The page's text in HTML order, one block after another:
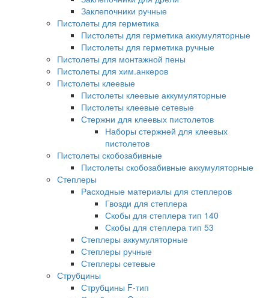
Заклепочники ручные
Пистолеты для герметика
Пистолеты для герметика аккумуляторные
Пистолеты для герметика ручные
Пистолеты для монтажной пены
Пистолеты для хим.анкеров
Пистолеты клеевые
Пистолеты клеевые аккумуляторные
Пистолеты клеевые сетевые
Стержни для клеевых пистолетов
Наборы стержней для клеевых
пистолетов
Пистолеты скобозабивные
Пистолеты скобозабивные аккумуляторные
Степлеры
Расходные материалы для степлеров
Гвозди для степлера
Скобы для степлера тип 140
Скобы для степлера тип 53
Степлеры аккумуляторные
Степлеры ручные
Степлеры сетевые
Струбцины
Струбцины F-тип